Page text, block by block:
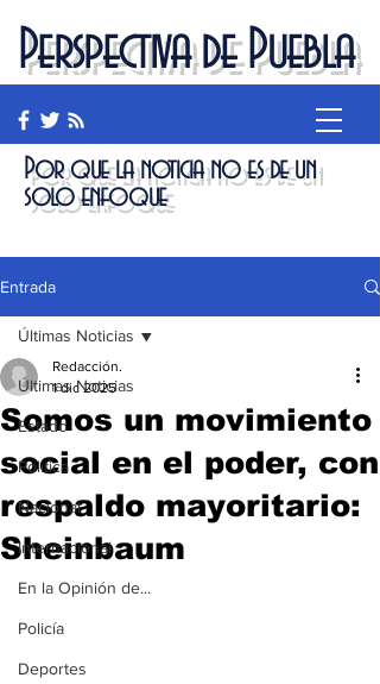
Perspectiva de Puebla
Por que la noticia no es de un
solo enfoque
Entrada
Últimas Noticias
Estado
Política
Nacional
Internacional
En la Opinión de...
Policía
Deportes
Últimas Noticias
Somos un movimiento
social en el poder, con
respaldo mayoritario:
Sheinbaum
Redacción.
1 dic 2025